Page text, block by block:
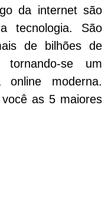
da internet são
tecnologia. São
de bilhões de
se um
moderna.
as 5 maiores